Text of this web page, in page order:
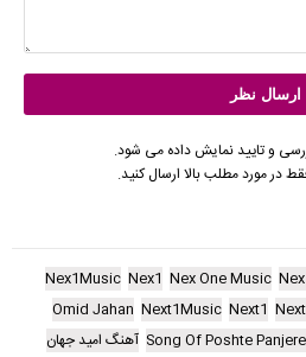
و تایید نمایش داده می شود.
در مورد مطلب بالا ارسال کنید.
Nex One Music
Nex1
Nex1Music
Next1
Next1Music
Omid Jahan
Song Of Poshte آهنگ امید جهان